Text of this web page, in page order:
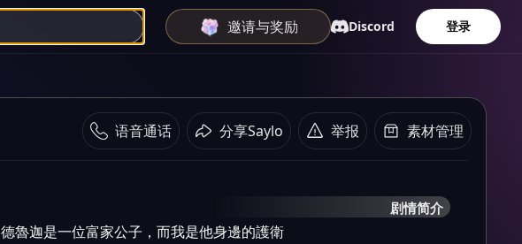
邀请与奖励 Discord 登录
语音通话 分享Saylo 举报 素材管理
剧情简介
德魯迦是一位富家公子，而我是他身邊的護衛